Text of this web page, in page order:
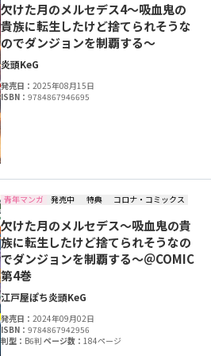
欠けた月のメルセデス4～吸血鬼の
貴族に転生したけど捨てられそうな
のでダンジョンを制覇する～
炎頭KeG
発売日：2025年08月15日
ISBN：9784867946695
青年マンガ 発売中 特典 コロナ・コミックス
欠けた月のメルセデス～吸血鬼の貴
族に転生したけど捨てられそうなの
でダンジョンを制覇する～＠COMIC
第4巻
江戸屋ぽち炎頭KeG
発売日：2024年09月02日
ISBN：9784867942956
判型： B6判ページ数： 184ページ